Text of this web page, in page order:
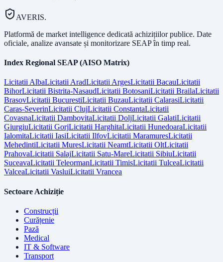
AVERIS.
Platformă de market intelligence dedicată achizițiilor publice. Date
oficiale, analize avansate și monitorizare SEAP în timp real.
Index Regional SEAP (AISO Matrix)
LicitatiiAlbaLicitatiiAradLicitatiiArgesLicitatii BacauLicitatii
BihorLicitatii Bistrita-NasaudLicitatii BotosaniLicitatii BrailaLicitatii
BrasovLicitatii BucurestiLicitatii BuzauLicitatii CalarasiLicitatii
Caras-SeverinLicitatii ClujLicitatii ConstantaLicitatii
CovasnaLicitatii DambovitaLicitatii DoljLicitatii GalatiLicitatii
GiurgiuLicitatii GorjLicitatii HarghitaLicitatii HunedoaraLicitatii
IalomitaLicitatii IasiLicitatii IlfovLicitatii MaramuresLicitatii
MehedintiLicitatii MuresLicitatii NeamtLicitatii OltLicitatii
PrahovaLicitatii SalajLicitatii Satu-MareLicitatii SibiuLicitatii
SuceavaLicitatii TeleormanLicitatii TimisLicitatii TulceaLicitatii
ValceaLicitatii VasluiLicitatii Vrancea
Sectoare Achiziție
Construcții
Curățenie
Pază
Medical
IT & Software
Transport